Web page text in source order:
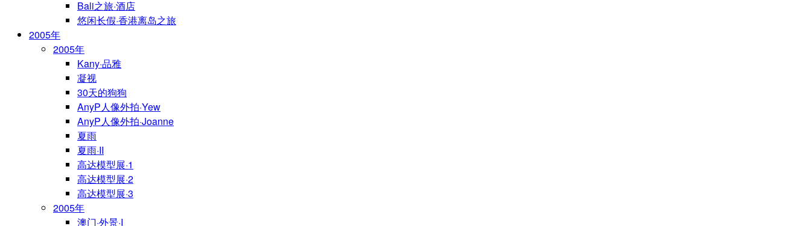
Bali之旅·酒店
悠闲长假·香港离岛之旅
2005年
2005年
Kany·品雅
凝视
30天的狗狗
AnyP人像外拍·Yew
AnyP人像外拍·Joanne
夏雨
夏雨·II
高达模型展·1
高达模型展·2
高达模型展·3
2005年
澳门·外景·I